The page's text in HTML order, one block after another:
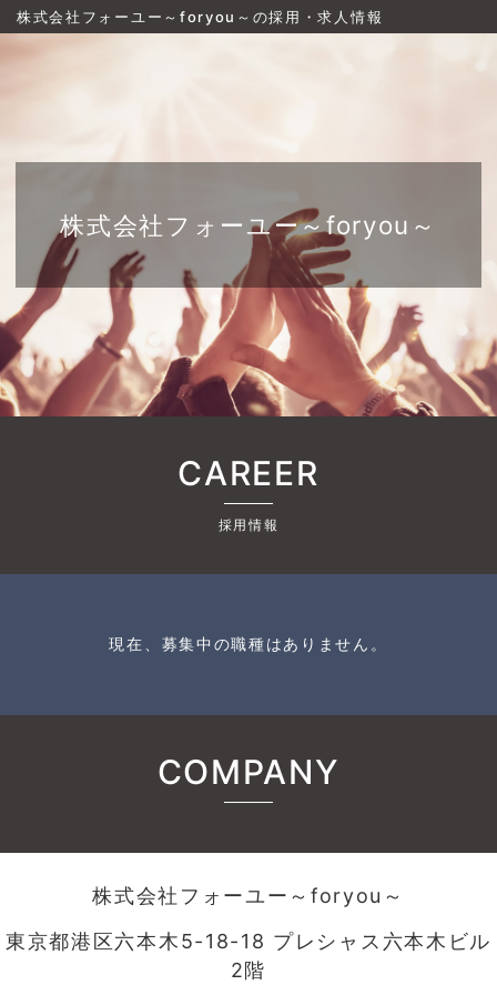
株式会社フォーユー～foryou～の採用・求人情報
株式会社フォーユー～foryou～
CAREER
採用情報
現在、募集中の職種はありません。
COMPANY
株式会社フォーユー～foryou～
東京都港区六本木5-18-18 プレシャス六本木ビル
2階